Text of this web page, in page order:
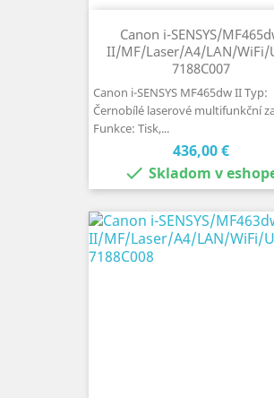
Canon i-SENSYS/
II/MF/Laser/A4/LAN/WiFi/
7188C007
Canon i-SENSYS MF465dw II Typ:
Černobílé laserové multifunkční
Funkce: Tisk,...
Cena
436,00 €
 Skladom v